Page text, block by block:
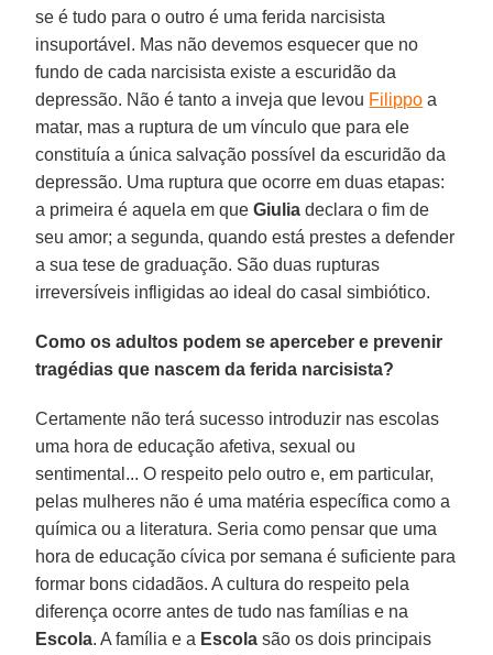
se é tudo para o outro é uma ferida narcisista
insuportável. Mas não devemos esquecer que no
fundo de cada narcisista existe a escuridão da
depressão. Não é tanto a inveja que levou Filippo a
matar, mas a ruptura de um vínculo que para ele
constituía a única salvação possível da escuridão da
depressão. Uma ruptura que ocorre em duas etapas:
a primeira é aquela em queGiulia declara o fim de
seu amor; a segunda, quando está prestes a defender
a sua tese de graduação. São duas rupturas
irreversíveis infligidas ao ideal do casal simbiótico.
Como os adultos podem se aperceber e prevenir
tragédias que nascem da ferida narcisista?
Certamente não terá sucesso introduzir nas escolas
uma hora de educação afetiva, sexual ou
sentimental... O respeito pelo outro e, em particular,
pelas mulheres não é uma matéria específica como a
química ou a literatura. Seria como pensar que uma
hora de educação cívica por semana é suficiente para
formar bons cidadãos. A cultura do respeito pela
diferença ocorre antes de tudo nas famílias e na
Escola. A família e a Escola são os dois principais